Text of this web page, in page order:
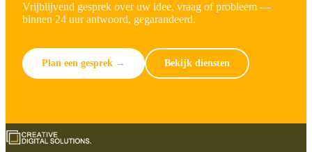
Vrijblijvend gesprek over uw idee, vraag of probleem —
binnen 24 uur antwoord, gegarandeerd.
Plan een gesprek → Bekijk diensten